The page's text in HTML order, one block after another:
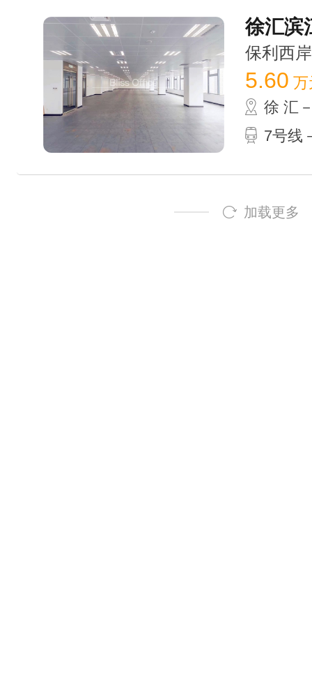
徐汇滨
保利西
5.60 万
徐 汇
7号线
加载更多